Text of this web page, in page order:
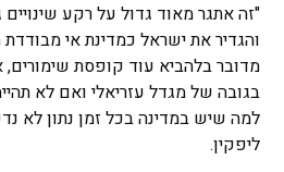
"זה אתגר מאוד גדול על רקע שינויים
והגדיר את ישראל כמדינת אי
מדובר בלהביא עוד קופסת
בגובה של מגדל עזריאלי ואם לא
למה שיש במדינה בכל זמן נתון לא
ליפקין.